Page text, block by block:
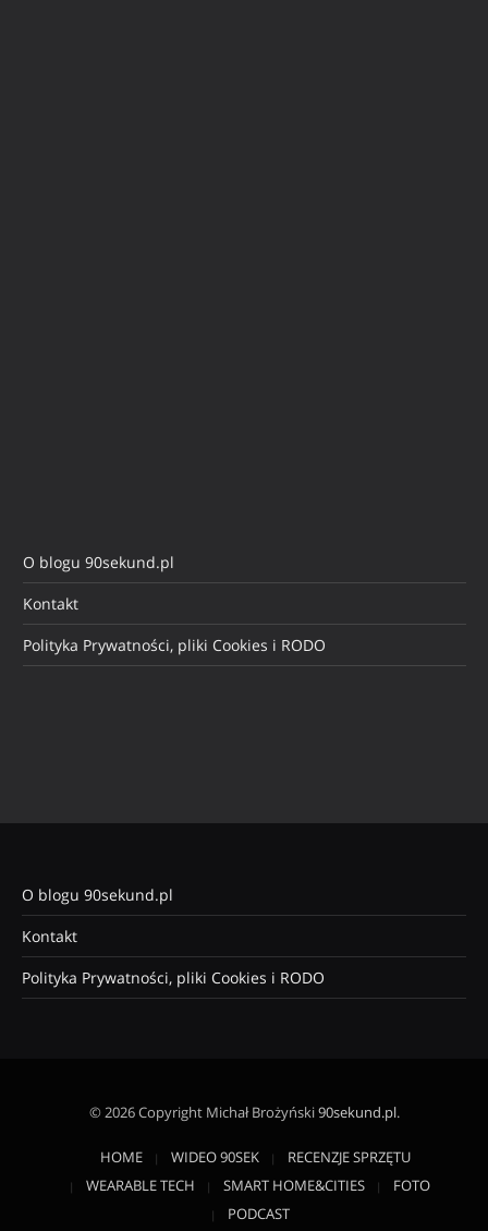
O blogu 90sekund.pl
Kontakt
Polityka Prywatności, pliki Cookies i RODO
O blogu 90sekund.pl
Kontakt
Polityka Prywatności, pliki Cookies i RODO
© 2026 Copyright Michał Brożyński90sekund.pl.
HOME WIDEO 90SEK
RECENZJE SPRZĘTU
WEARABLE TECH
SMART HOME&CITIES
FOTO
PODCAST